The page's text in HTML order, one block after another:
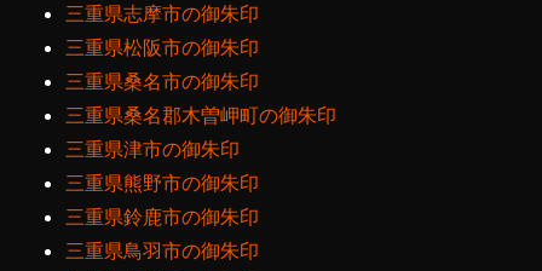
三重県志摩市の御朱印
三重県松阪市の御朱印
三重県桑名市の御朱印
三重県桑名郡木曽岬町の御朱印
三重県津市の御朱印
三重県熊野市の御朱印
三重県鈴鹿市の御朱印
三重県鳥羽市の御朱印